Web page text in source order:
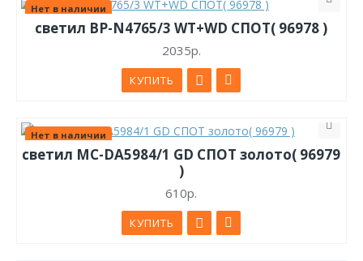
Нет в наличии
светил ВР-N4765/3 WT+WD СПОТ( 96978 )
2035р.
КУПИТЬ
Нет в наличии
светил МС-DA5984/1 GD СПОТ золото( 96979
)
610р.
КУПИТЬ